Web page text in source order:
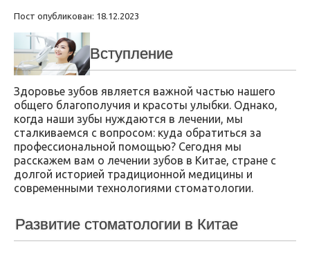
Пост опубликован: 18.12.2023
Вступление
Здоровье зубов является важной частью нашего
общего благополучия и красоты улыбки. Однако,
когда наши зубы нуждаются в лечении, мы
сталкиваемся с вопросом: куда обратиться за
профессиональной помощью? Сегодня мы
расскажем вам о лечении зубов в Китае, стране с
долгой историей традиционной медицины и
современными технологиями стоматологии.
Развитие стоматологии в Китае